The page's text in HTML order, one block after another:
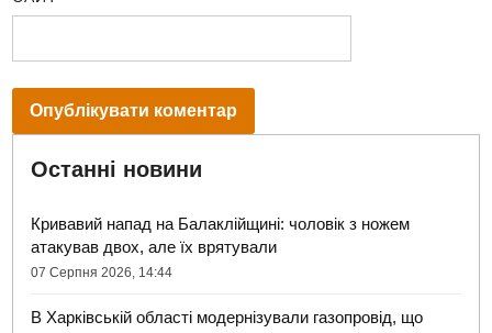
Останні новини
Кривавий напад на Балаклійщині: чоловік з ножем
атакував двох, але їх врятували
07 Серпня 2026, 14:44
В Харківській області модернізували газопровід, що